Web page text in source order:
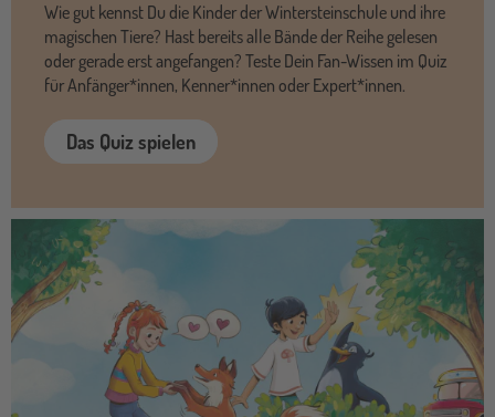
Wie gut kennst Du die Kinder der Wintersteinschule und ihre
magischen Tiere? Hast bereits alle Bände der Reihe gelesen
oder gerade erst angefangen? Teste Dein Fan-Wissen im Quiz
für Anfänger*innen, Kenner*innen oder Expert*innen.
Das Quiz spielen